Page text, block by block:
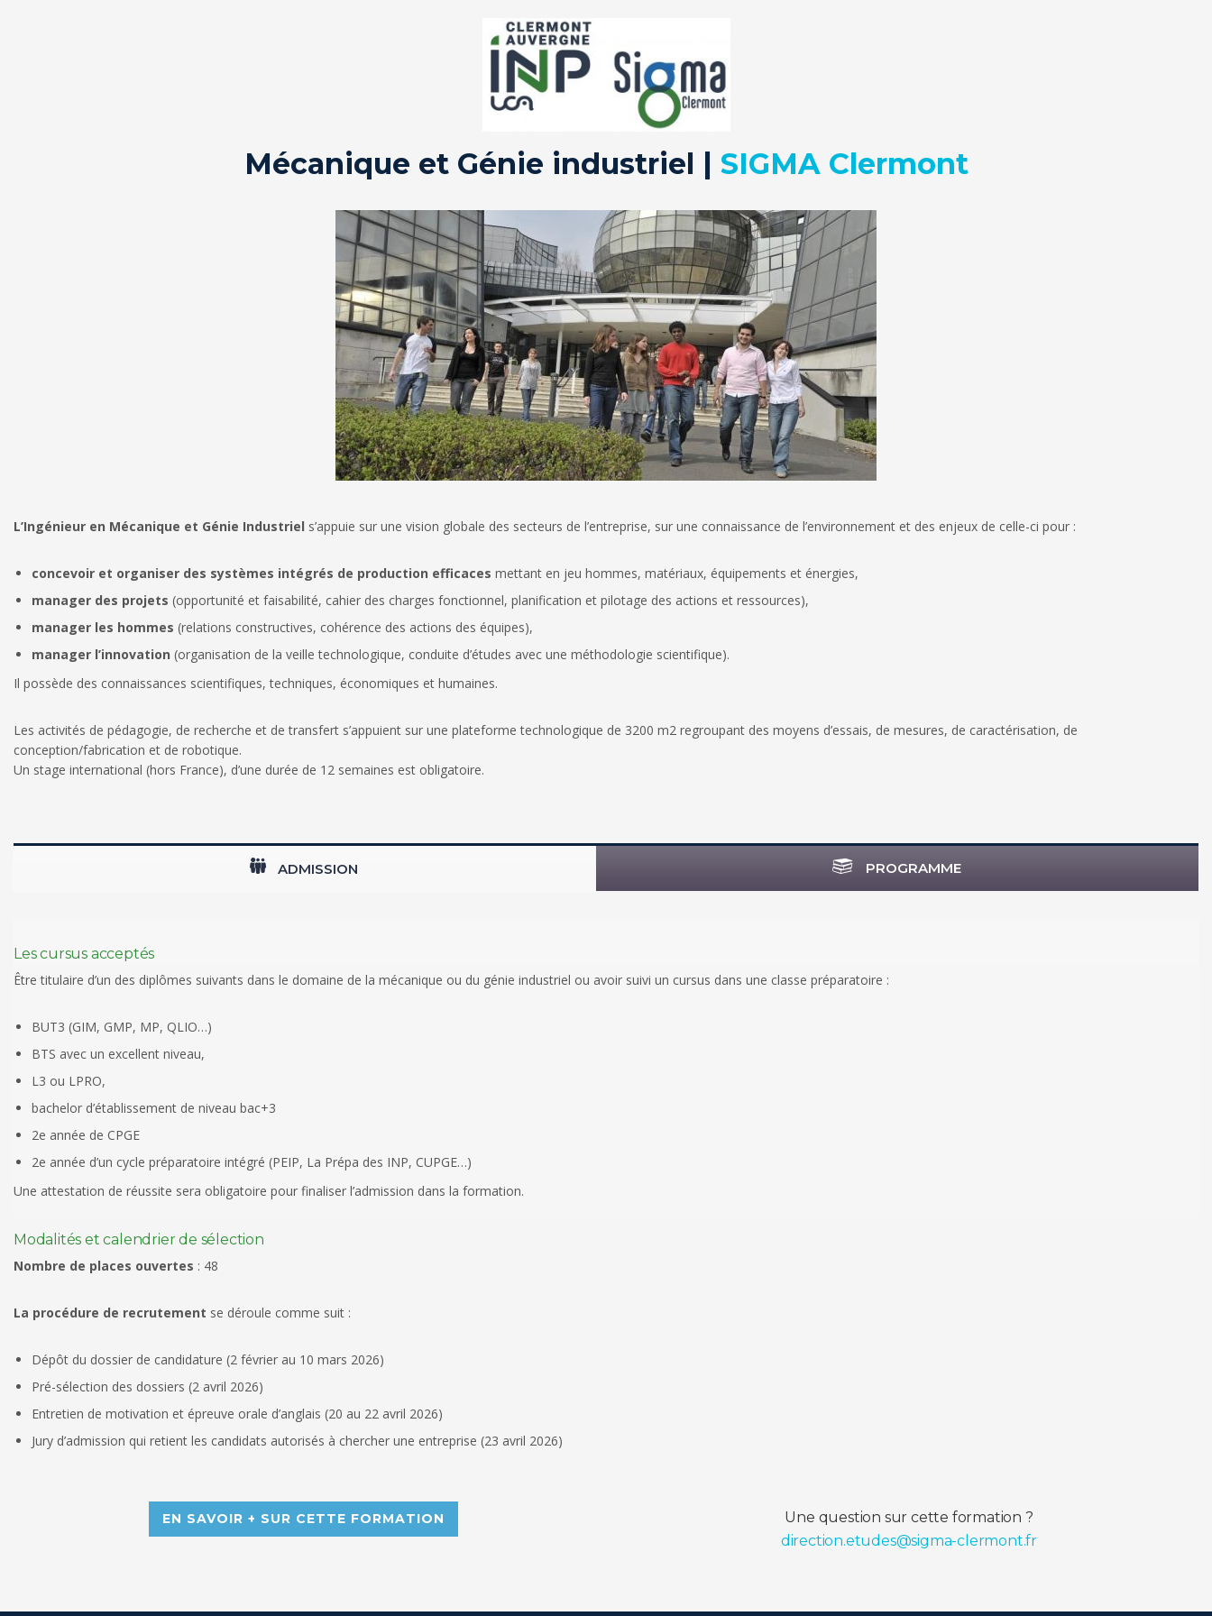
Mécanique et Génie industriel | SIGMA Clermont
L’Ingénieur en Mécanique et Génie Industriel s’appuie sur une vision globale des secteurs de l’entreprise, sur une connaissance de l’environnement et des enjeux de celle-ci pour :
concevoir et organiser des systèmes intégrés de production efficaces mettant en jeu hommes, matériaux, équipements et énergies,
manager des projets (opportunité et faisabilité, cahier des charges fonctionnel, planification et pilotage des actions et ressources),
manager les hommes (relations constructives, cohérence des actions des équipes),
manager l’innovation (organisation de la veille technologique, conduite d’études avec une méthodologie scientifique).
Il possède des connaissances scientifiques, techniques, économiques et humaines.
Les activités de pédagogie, de recherche et de transfert s’appuient sur une plateforme technologique de 3200 m2 regroupant des moyens d’essais, de mesures, de caractérisation, de
conception/fabrication et de robotique.
Un stage international (hors France), d’une durée de 12 semaines est obligatoire.
ADMISSION PROGRAMME
Les cursus acceptés
Être titulaire d’un des diplômes suivants dans le domaine de la mécanique ou du génie industriel ou avoir suivi un cursus dans une classe préparatoire :
BUT3 (GIM, GMP, MP, QLIO…)
BTS avec un excellent niveau,
L3 ou LPRO,
bachelor d’établissement de niveau bac+3
2e année de CPGE
2e année d’un cycle préparatoire intégré (PEIP, La Prépa des INP, CUPGE…)
Une attestation de réussite sera obligatoire pour finaliser l’admission dans la formation.
Modalités et calendrier de sélection
Nombre de places ouvertes : 48
La procédure de recrutement se déroule comme suit :
Dépôt du dossier de candidature (2 février au 10 mars 2026)
Pré-sélection des dossiers (2 avril 2026)
Entretien de motivation et épreuve orale d’anglais (20 au 22 avril 2026)
Jury d’admission qui retient les candidats autorisés à chercher une entreprise (23 avril 2026)
EN SAVOIR + SUR CETTE FORMATION
Une question sur cette formation ?
direction.etudes@sigma-clermont.fr